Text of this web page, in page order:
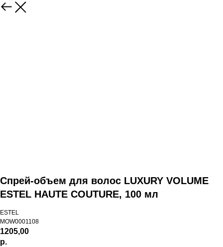
Спрей-объем для волос LUXURY VOLUME
ESTEL HAUTE COUTURE, 100 мл
ESTEL
MOW0001108
1205,00
р.